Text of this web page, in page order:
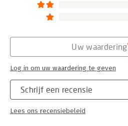
Schrijf een recensie
Lees ons recensiebeleid
Uw waardering
Log in om uw waardering te geven